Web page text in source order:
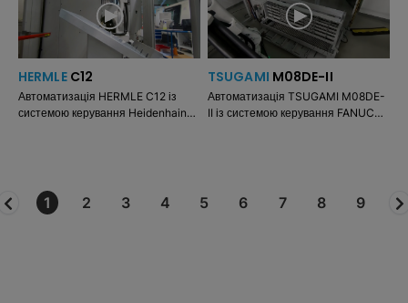
пневматичних лещатах.
HERMLE C12
Автоматизація HERMLE C12 із
системою керування Heidenhain
TSUGAMI M08DE-II
Автоматизація TSUGAMI M08DE-
II із системою керування FANUC
1 2 3 4 5 6 7 8 9